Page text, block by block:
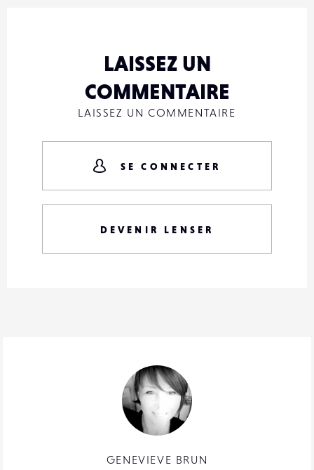
GENEVIEVE BRUN
LAISSEZ UN
COMMENTAIRE
LAISSEZ UN COMMENTAIRE
SE CONNECTER
DEVENIR LENSER